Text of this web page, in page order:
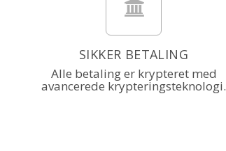
SIKKER BETALING
Alle betaling er krypteret med
avancerede krypteringsteknologi.